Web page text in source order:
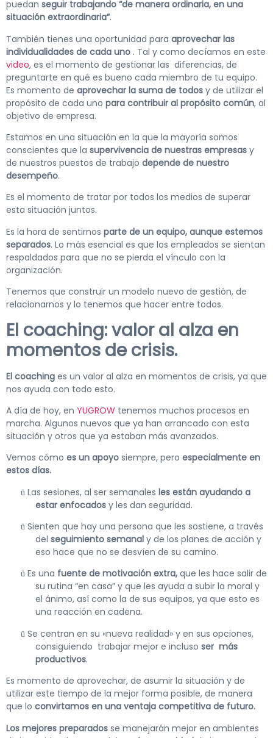
puedan seguir trabajando “de manera ordinaria, en una
situación extraordinaria”.
También tienes una oportunidad para aprovechar las
individualidades de cada uno . Tal y como decíamos en este
video, es el momento de gestionar las diferencias, de
preguntarte en qué es bueno cada miembro de tu equipo.
Es momento de aprovechar la suma de todos y de utilizar el
propósito de cada uno para contribuir al propósito común, al
objetivo de empresa.
Estamos en una situación en la que la mayoría somos
conscientes que la supervivencia de nuestras empresas y
de nuestros puestos de trabajo depende de nuestro
desempeño.
Es el momento de tratar por todos los medios de superar
esta situación juntos.
Es la hora de sentirnos parte de un equipo, aunque estemos
separados. Lo más esencial es que los empleados se sientan
respaldados para que no se pierda el vínculo con la
organización.
Tenemos que construir un modelo nuevo de gestión, de
relacionarnos y lo tenemos que hacer entre todos.
El coaching: valor al alza en
momentos de crisis.
El coaching es un valor al alza en momentos de crisis, ya que
nos ayuda con todo esto.
A día de hoy, en YUGROW tenemos muchos procesos en
marcha. Algunos nuevos que ya han arrancado con esta
situación y otros que ya estaban más avanzados.
Vemos cómo es un apoyo siempre, pero especialmente en
estos días.
ü Las sesiones, al ser semanales les están ayudando a
estar enfocados y les dan seguridad.
ü Sienten que hay una persona que les sostiene, a través
del seguimiento semanal y de los planes de acción y
eso hace que no se desvíen de su camino.
ü Es una fuente de motivación extra, que les hace salir de
su rutina “en casa” y que les ayuda a subir la moral y
el ánimo, así como la de sus equipos, ya que esto es
una reacción en cadena.
ü Se centran en su «nueva realidad» y en sus opciones,
consiguiendo trabajar mejor e incluso ser más
productivos.
Es momento de aprovechar, de asumir la situación y de
utilizar este tiempo de la mejor forma posible, de manera
que lo convirtamos en una ventaja competitiva de futuro.
Los mejores preparados se manejarán mejor en ambientes